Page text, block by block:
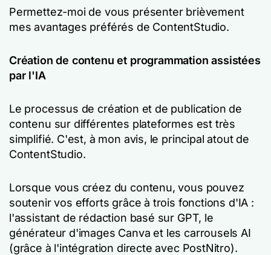
Permettez-moi de vous présenter brièvement
mes avantages préférés de ContentStudio.
Création de contenu et programmation assistées
par l'IA
Le processus de création et de publication de
contenu sur différentes plateformes est très
simplifié. C'est, à mon avis, le principal atout de
ContentStudio.
Lorsque vous créez du contenu, vous pouvez
soutenir vos efforts grâce à trois fonctions d'IA :
l'assistant de rédaction basé sur GPT, le
générateur d'images Canva et les carrousels AI
(grâce à l'intégration directe avec PostNitro).